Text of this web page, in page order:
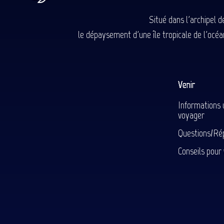
Situé dans l'archipel
le dépaysement d'une île tropicale de
Venir
Informations
voyager
Questions/
Conseils